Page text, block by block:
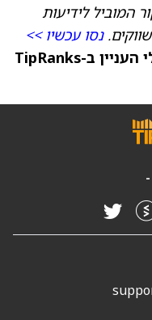
המוביל לידיעות
נסו עכשיו >>
ראו את המניות החמות של בעלי העניין ב-TipRanks